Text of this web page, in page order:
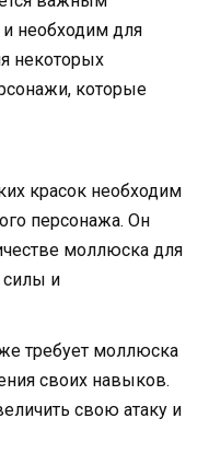
и необходим для
некоторых
которые
красок необходим
персонажа. Он
моллюска для
силы и
требует моллюска
своих навыков.
свою атаку и